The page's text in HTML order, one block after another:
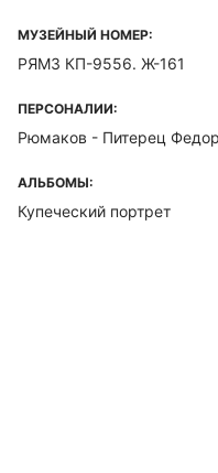
МУЗЕЙНЫЙ НОМЕР:
РЯМЗ КП-9556. Ж-161
ПЕРСОНАЛИИ:
Рюмаков - Питерец
АЛЬБОМЫ:
Купеческий портрет